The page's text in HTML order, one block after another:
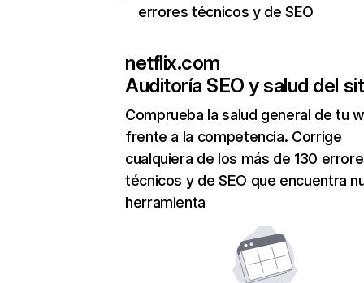
errores técnicos y de SEO
netflix.com
Auditoría SEO y salud del
Comprueba la salud general de tu
frente a la competencia. Corrige
cualquiera de los más de 130
técnicos y de SEO que encuentra
herramienta